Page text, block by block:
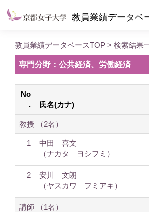
教員業績データベ
教員業績データベースTOP > 検索結果
専門分野：公共経済、労働経済
No
.
氏名(カナ)
教授 （2名）
1
中田 喜文
（ナカタ ヨシフミ）
2
安川 文朗
（ヤスカワ フミアキ）
講師 （1名）